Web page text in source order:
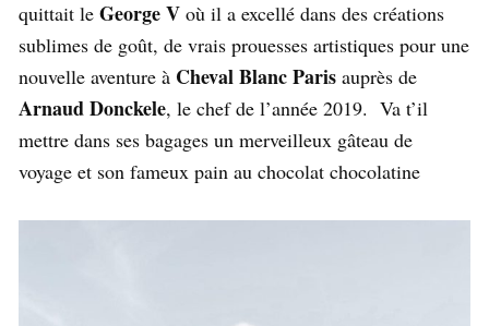
quittait le George V où il a excellé dans des créations
sublimes de goût, de vrais prouesses artistiques pour une
nouvelle aventure à Cheval Blanc Paris auprès de
Arnaud Donckele, le chef de l’année 2019. Va t’il
mettre dans ses bagages un merveilleux gâteau de
voyage et son fameux pain au chocolat chocolatine